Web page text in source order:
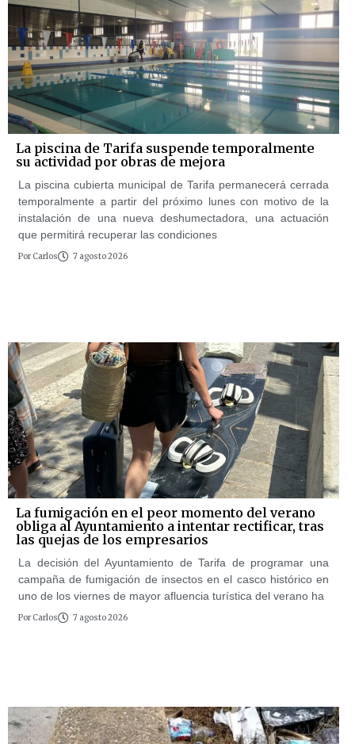
La piscina de Tarifa suspende temporalmente
su actividad por obras de mejora
La piscina cubierta municipal de Tarifa permanecerá cerrada
temporalmente a partir del próximo lunes con motivo de la
instalación de una nueva deshumectadora, una actuación
que permitirá recuperar las condiciones
Por Carlos 7 agosto 2026
La fumigación en el peor momento del verano
obliga al Ayuntamiento a intentar rectificar, tras
las quejas de los empresarios
La decisión del Ayuntamiento de Tarifa de programar una
campaña de fumigación de insectos en el casco histórico en
uno de los viernes de mayor afluencia turística del verano ha
Por Carlos 7 agosto 2026